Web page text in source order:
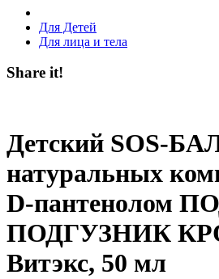
Для Детей
Для лица и тела
Share it!
Детский SOS-
натуральных
D-пантенолом
ПОДГУЗНИК
Витэкс, 50 мл